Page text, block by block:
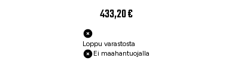
433,20 €
Loppu varastosta
Ei maahantuojalla